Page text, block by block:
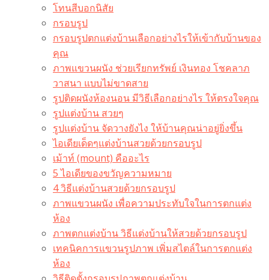
โทนสีบอกนิสัย
กรอบรูป
กรอบรูปตกแต่งบ้านเลือกอย่างไรให้เข้ากับบ้านของ
คุณ
ภาพแขวนผนัง ช่วยเรียกทรัพย์ เงินทอง โชคลาภ
วาสนา แบบไม่ขาดสาย
รูปติดผนังห้องนอน มีวิธีเลือกอย่างไร ให้ตรงใจคุณ
รูปแต่งบ้าน สวยๆ
รูปแต่งบ้าน จัดวางยังไง ให้บ้านคุณน่าอยู่ยิ่งขึ้น
ไอเดียเด็ดๆแต่งบ้านสวยด้วยกรอบรูป
เม้าท์ (mount) คืออะไร​
5 ไอเดียของขวัญความหมาย
4 วิธีแต่งบ้านสวยด้วยกรอบรูป
ภาพแขวนผนัง เพื่อความประทับใจในการตกแต่ง
ห้อง
ภาพตกแต่งบ้าน วิธีแต่งบ้านให้สวยด้วยกรอบรูป
เทคนิคการแขวนรูปภาพ เพิ่มสไตล์ในการตกแต่ง
ห้อง